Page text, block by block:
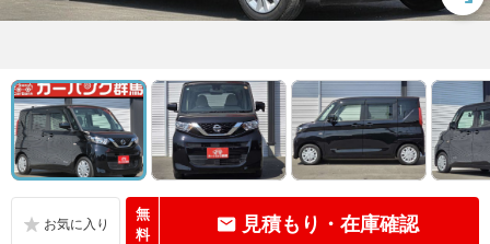
無
料
見積もり・在庫確認